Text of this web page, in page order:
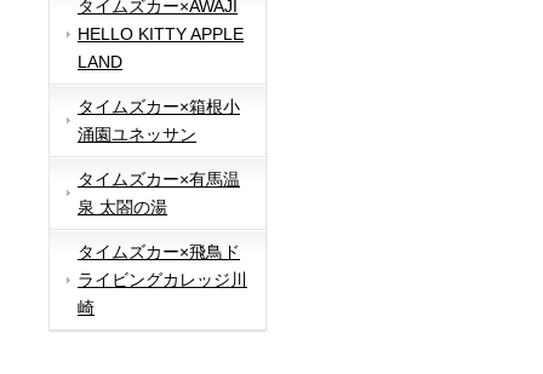
タイムズカー×AWAJI
HELLO KITTY APPLE
LAND
タイムズカー×箱根小
涌園ユネッサン
タイムズカー×有馬温
泉 太閤の湯
タイムズカー×飛鳥ド
ライビングカレッジ川
崎